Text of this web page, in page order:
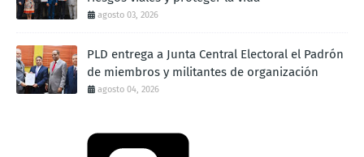
agosto 03, 2026
PLD entrega a Junta Central Electoral el Padrón
de miembros y militantes de organización
agosto 04, 2026